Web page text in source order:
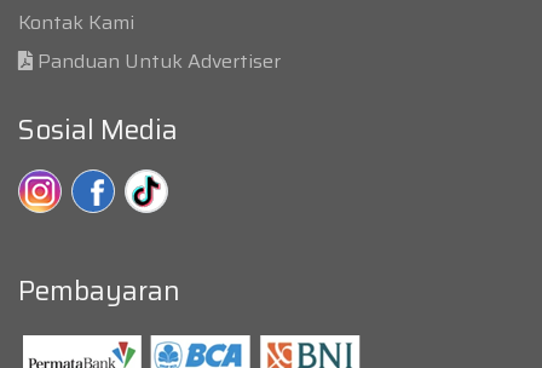
Kontak Kami
Panduan Untuk Advertiser
Sosial Media
Pembayaran